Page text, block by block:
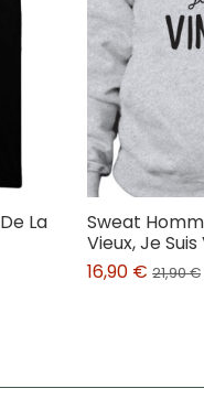
La
Sweat
Vieux, Je
16,90 € 21,90 €